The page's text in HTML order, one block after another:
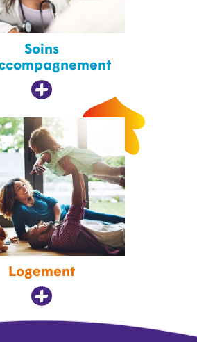
Soins
Logement